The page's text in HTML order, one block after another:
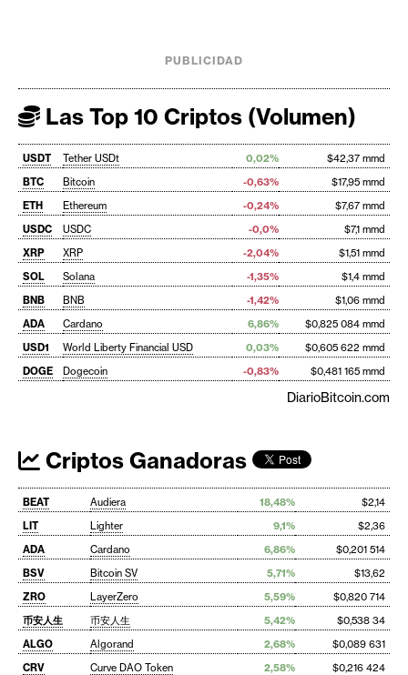
PUBLICIDAD
Las Top 10 Criptos (Volumen)
USDT Tether USDt 0,02%
$42,37 mmd
BTC
Bitcoin -0,63%
$17,95 mmd
ETH
Ethereum -0,24%
$7,67 mmd
USDC
USDC -0,0%
$7,1 mmd
XRP
XRP -2,04%
$1,51 mmd
SOL
Solana -1,35%
$1,4 mmd
BNB
BNB -1,42%
$1,06 mmd
ADA
Cardano 6,86%
$0,825 084 mmd
USD1
World Liberty Financial USD 0,03%
$0,605 622 mmd
DOGE
Dogecoin -0,83% $0,481 165 mmd
DiarioBitcoin.com
Criptos Ganadoras
BEAT Audiera 18,48%
$2,14
LIT
Lighter 9,1%
$2,36
ADA
Cardano 6,86%
$0,201 514
BSV
Bitcoin SV 5,71%
$13,62
ZRO
LayerZero 5,59%
$0,820 714
币安人生
币安人生 5,42%
$0,538 34
ALGO
Algorand 2,68%
$0,089 631
CRV
Curve DAO Token 2,58%
$0,216 424